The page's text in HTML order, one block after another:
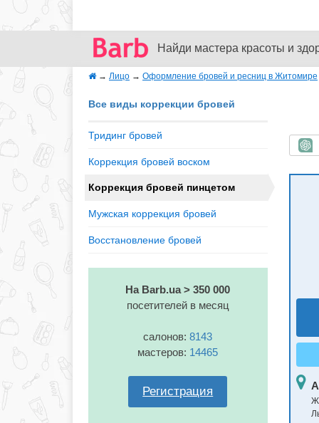
Найди мастера красоты и
→ Лицо → Оформление бровей и ресниц в Житомире
Все виды коррекции бровей
Тридинг бровей
Коррекция бровей воском
Коррекция бровей пинцетом
Мужская коррекция бровей
Восстановление бровей
На Barb.ua > 350 000
посетителей в месяц
салонов:8143
мастеров: 14465
Регистрация